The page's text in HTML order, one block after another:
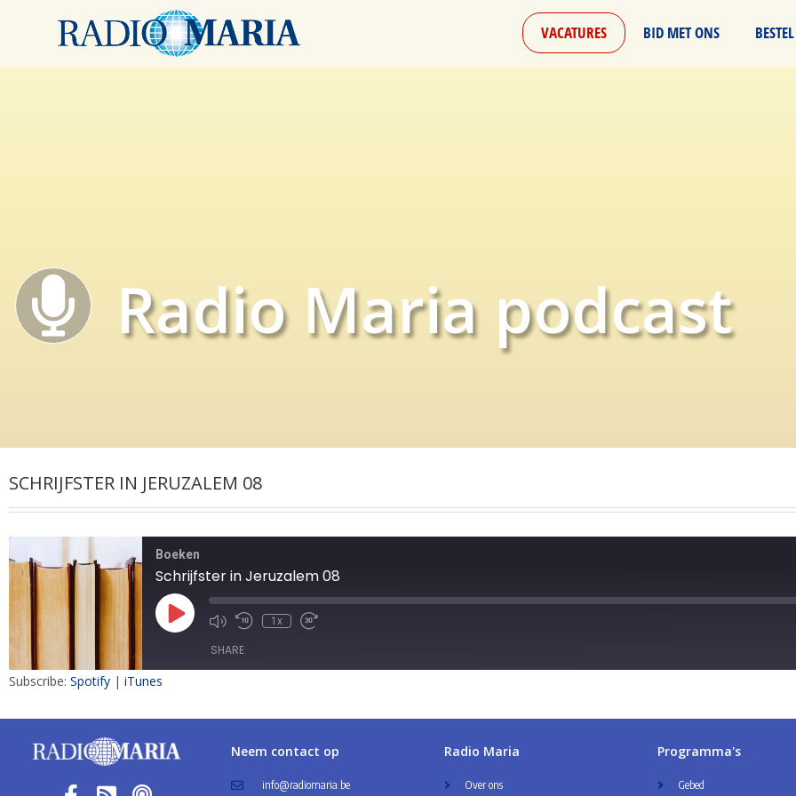
VACATURES BID MET ONS BESTEL
Radio Maria podcast
SCHRIJFSTER IN JERUZALEM 08
Boeken
Schrijfster in Jeruzalem 08
1x
SHARE
LINK
Subscribe: Spotify | iTunes
Neem contact op
info@radiomaria.be
Radio Maria
Over ons
Programma's
Gebed